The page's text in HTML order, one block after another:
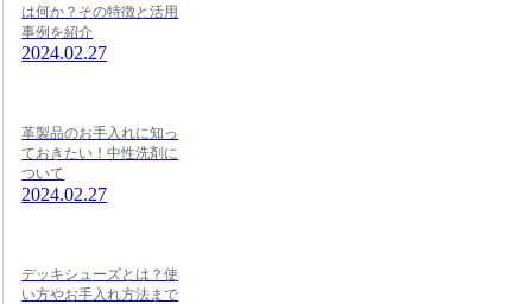
は何か？その特徴と活用
事例を紹介
2024.02.27
革製品のお手入れに知っ
ておきたい！中性洗剤に
ついて
2024.02.27
デッキシューズとは？使
い方やお手入れ方法まで